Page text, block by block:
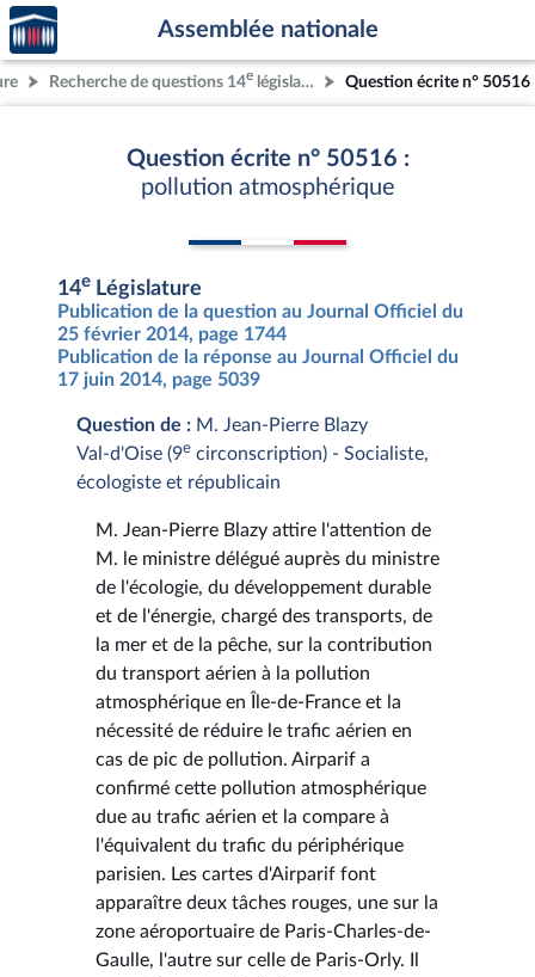
Aller au contenu
Aller en bas de la page
Accèder
à la
page
d'accueil
Assemblée nationale
Recherche de questions 14e législature Question écrite n° 50516
Question écrite n° 50516 :
pollution atmosphérique
14e Législature
Publication de la question au Journal Officiel du
25 février 2014, page 1744
Publication de la réponse au Journal Officiel du
17 juin 2014, page 5039
Question de : M. Jean-Pierre Blazy
Val-d'Oise (9e circonscription) - Socialiste,
écologiste et républicain
M. Jean-Pierre Blazy attire l'attention de
M. le ministre délégué auprès du ministre
de l'écologie, du développement durable
et de l'énergie, chargé des transports, de
la mer et de la pêche, sur la contribution
du transport aérien à la pollution
atmosphérique en Île-de-France et la
nécessité de réduire le trafic aérien en
cas de pic de pollution. Airparif a
confirmé cette pollution atmosphérique
due au trafic aérien et la compare à
l'équivalent du trafic du périphérique
parisien. Les cartes d'Airparif font
apparaître deux tâches rouges, une sur la
zone aéroportuaire de Paris-Charles-de-
Gaulle, l'autre sur celle de Paris-Orly. Il